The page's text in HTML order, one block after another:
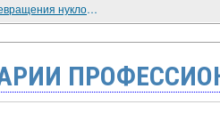
Вечный двигатель взаимопревращения нуклонов (анимация)